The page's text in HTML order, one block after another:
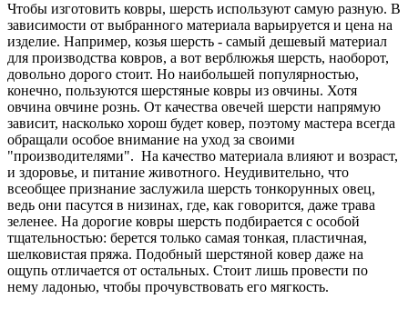
Чтобы изготовить ковры, шерсть используют самую разную. В
зависимости от выбранного материала варьируется и цена на
изделие. Например, козья шерсть - самый дешевый материал
для производства ковров, а вот верблюжья шерсть, наоборот,
довольно дорого стоит. Но наибольшей популярностью,
конечно, пользуются шерстяные ковры из овчины. Хотя
овчина овчине рознь. От качества овечей шерсти напрямую
зависит, насколько хорош будет ковер, поэтому мастера всегда
обращали особое внимание на уход за своими
"производителями". На качество материала влияют и возраст,
и здоровье, и питание животного. Неудивительно, что
всеобщее признание заслужила шерсть тонкорунных овец,
ведь они пасутся в низинах, где, как говорится, даже трава
зеленее. На дорогие ковры шерсть подбирается с особой
тщательностью: берется только самая тонкая, пластичная,
шелковистая пряжа. Подобный шерстяной ковер даже на
ощупь отличается от остальных. Стоит лишь провести по
нему ладонью, чтобы прочувствовать его мягкость.